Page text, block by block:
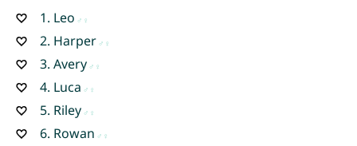
1. Leo
2. Harper
3. Avery
4. Luca
5. Riley
6. Rowan